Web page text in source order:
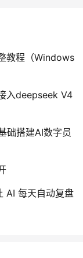
教程（Windows
入deepseek V4
础搭建AI数字员
AI 每天自动复盘